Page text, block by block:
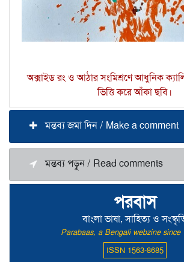
পরবাস
বাংলা ভাষা, সাহিত্য ও
Parabaas, a Bengali webzine since
ISSN 1563-8685
অক্সাইড রং ও আঠার সংমিশ্রণে আধুনিক
ভিত্তি করে আঁকা ছবি।
মন্তব্য জমা দিন / Make a comment
মন্তব্য পড়ুন / Read comments